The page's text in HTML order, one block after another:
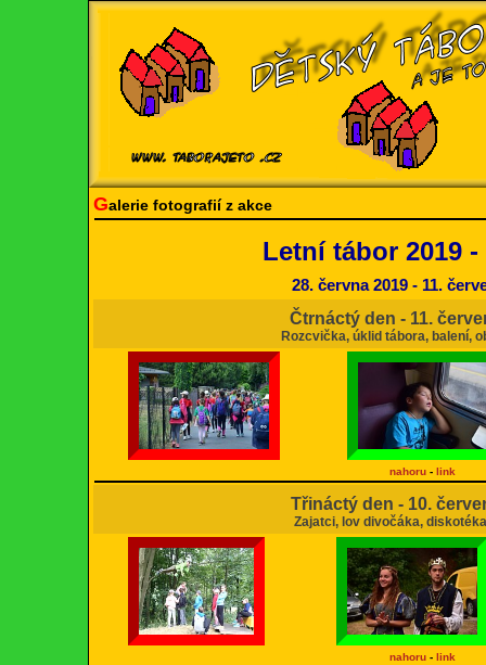
Galerie fotografií z akce
Letní tábor 2019
28. června 2019 - 11.
Čtrnáctý den - 11.
Rozcvička, úklid tábora, balení,
nahoru - link
Třináctý den - 10.
Zajatci, lov divočáka,
nahoru - link